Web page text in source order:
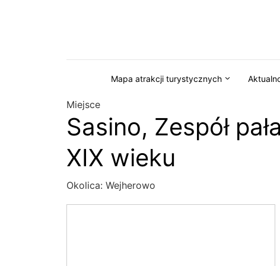
Mapa atrakcji turystycznych
Miejsce
Sasino, Zespół
XIX wieku
Okolica: Wejherowo